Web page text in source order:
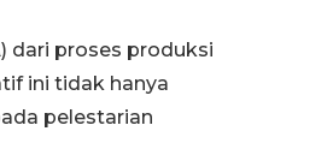
dari proses produksi
ini tidak hanya
pelestarian